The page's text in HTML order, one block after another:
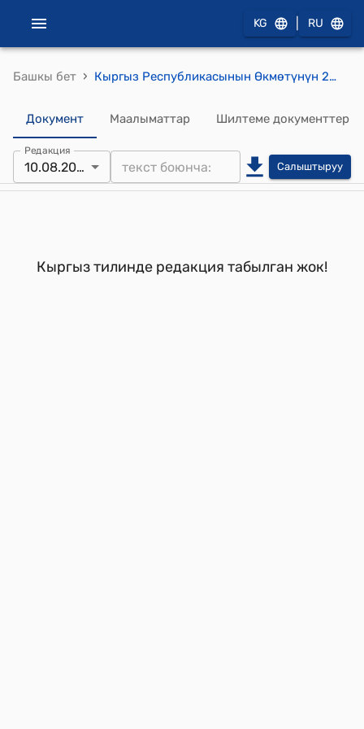
KG RU
Башкы бет › Кыргыз Республикасынын Өкмөтүнүн 2004-жылдын 31-декабрындагы № 976 токтому менен бекитилген Жеке адамдардын товарларды жана автотранспортту Кыргыз Республикасынын мамлекеттик чегарасы аркылуу өткөрүүсү жөнүндө нускама
Документ Маалыматтар Шилтеме документтер
Редакция
10.08.2015 Салыштыруу
Кыргыз тилинде редакция табылган жок!